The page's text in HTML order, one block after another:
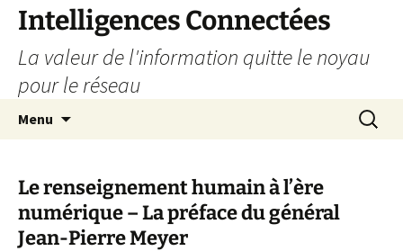
Aller
contenu
Intelligences Connectées
La valeur de l'information quitte le noyau
pour le réseau
Menu
Le renseignement humain à l’ère
numérique – La préface du général
Jean-Pierre Meyer